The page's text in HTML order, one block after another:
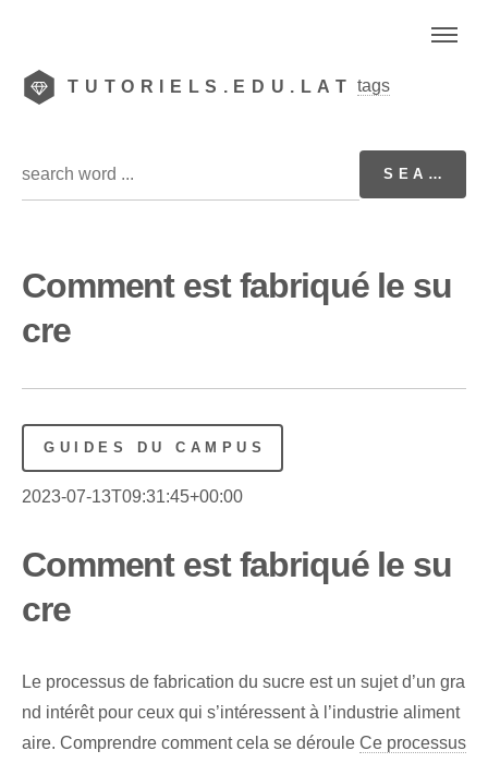
TUTORIELS.EDU.LAT tags
Comment est fabriqué le su
cre
GUIDES DU CAMPUS
2023-07-13T09:31:45+00:00
Comment est fabriqué le su
cre
Le processus de fabrication du sucre est un sujet d’un gra
nd intérêt pour ceux qui s’intéressent à l’industrie aliment
aire. Comprendre comment cela se déroule Ce processus